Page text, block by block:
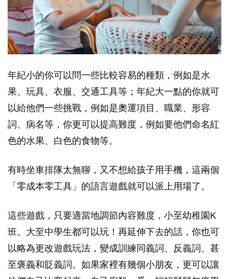
年紀小的你可以問一些比較容易的種類，例如是水
果、玩具、衣服、交通工具等；年紀大一點的你就可
以給他們一些挑戰，例如是奧運項目、職業、形容
詞、病名等，你更可以提高難度，例如要他們命名紅
色的水果、白色的食物等。
有時坐車排隊太無聊，又不想給孩子用手機，這兩個
「零成本零工具」的語言遊戲就可以派上用場了。
這些遊戲，只要適當地調節內容難度，小至幼稚園K
班、大至中學生都可以玩！再延伸下去的話，你也可
以略為更改遊戲玩法，變成訓練同義詞、反義詞、甚
至褒義和貶義詞。如果家裡有幾個小朋友，更可以讓